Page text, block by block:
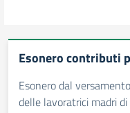
Esonero contributi
Esonero dal
delle lavoratrici madri